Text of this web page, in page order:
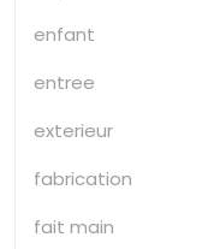
enfant
entree
exterieur
fabrication
fait main